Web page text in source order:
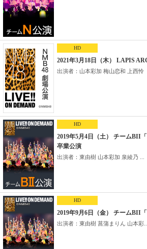
HD
2021年3月18日（木） LAPIS
出演者：山本彩加 梅山恋和 上西怜
HD
2019年5月4日（土） チームBII
卒業公演
出演者：東由樹 山本彩加 泉綾乃 ...
HD
2019年9月6日（金） チームBII
出演者：東由樹 菖蒲まりん 山本彩...